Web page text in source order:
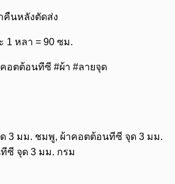
นหลังตัดส่ง
1 หลา = 90 ซม.
อตต้อนทีซี #ผ้า #ลายจุด
3 มม. ชมพู, ผ้าคอตต้อนทีซี จุด 3 มม.
ซี จุด 3 มม. กรม